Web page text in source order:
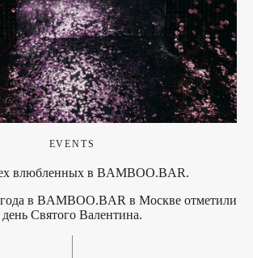
EVENTS
влюбленных в BAMBOO.BAR.
года в BAMBOO.BAR в Москве отметили
день Святого Валентина.